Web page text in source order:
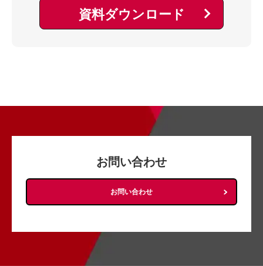
資料ダウンロード
お問い合わせ
お問い合わせ